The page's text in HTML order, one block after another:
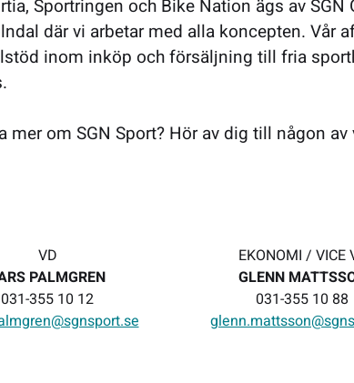
Sportringen och Bike Nation ägs av
där vi arbetar med alla koncepten. Vår
inom inköp och försäljning till fria
mer om SGN Sport? Hör av dig till någon
VD
PALMGREN
031-355 10 12
EKONOMI / VICE
GLENN
031-355 10 88